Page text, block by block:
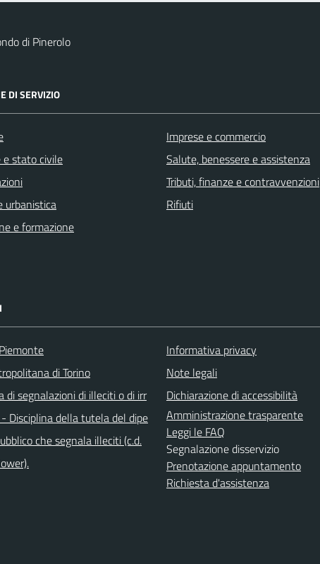
di Pinerolo
DI SERVIZIO
e stato civile
urbanistica
e formazione
Imprese e commercio
Salute, benessere e assistenza
Tributi, finanze e contravvenzioni
Rifiuti
di Torino
di segnalazioni di illeciti o di irr
Disciplina della tutela del dipe
che segnala illeciti (c.d.
Informativa privacy
Note legali
Dichiarazione di accessibilità
Amministrazione trasparente
Leggi le FAQ
Segnalazione disservizio
Prenotazione appuntamento
Richiesta d'assistenza